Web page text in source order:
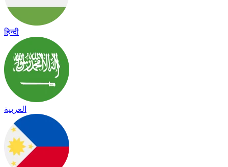
हिन्दी
العربية